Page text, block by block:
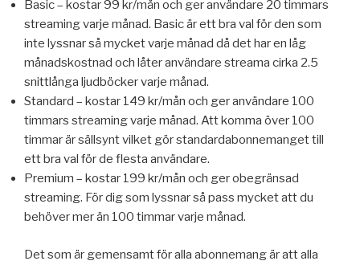
Basic – kostar 99 kr/mån och ger användare 20 timmars
streaming varje månad. Basic är ett bra val för den som
inte lyssnar så mycket varje månad då det har en låg
månadskostnad och låter användare streama cirka 2.5
snittlånga ljudböcker varje månad.
Standard – kostar 149 kr/mån och ger användare 100
timmars streaming varje månad. Att komma över 100
timmar är sällsynt vilket gör standardabonnemanget till
ett bra val för de flesta användare.
Premium – kostar 199 kr/mån och ger obegränsad
streaming. För dig som lyssnar så pass mycket att du
behöver mer än 100 timmar varje månad.
Det som är gemensamt för alla abonnemang är att alla